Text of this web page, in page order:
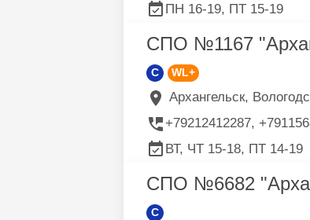
ПН 16-19, ПТ 15-19
СПО №1167
C WL+
Архангельск,
+79212412287,
ВТ, ЧТ 15-18, ПТ 14-19
СПО №6682
C